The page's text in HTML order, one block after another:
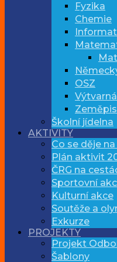
Fyzika
Chemie
OSZ
Zeměpis
Školní jídelna
AKTIVITY
Co se děje
Plán aktivit
ČRG na
Sportovní
Kulturní akce
Soutěže a
Exkurze
PROJEKTY
Projekt
Šablony